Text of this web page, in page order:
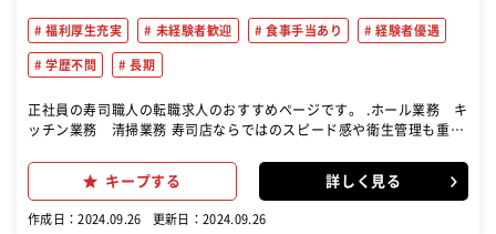
福利厚生充実 未経験者歓迎 食事手当あり 経験者優遇
学歴不問 長期
正社員の寿司職人の転職求人のおすすめページです。 .ホール業務 キ
ッチン業務 清掃業務 寿司店ならではのスピード感や衛生管理も重要
キープする 詳しく見る
作成日：2024.09.26 更新日：2024.09.26